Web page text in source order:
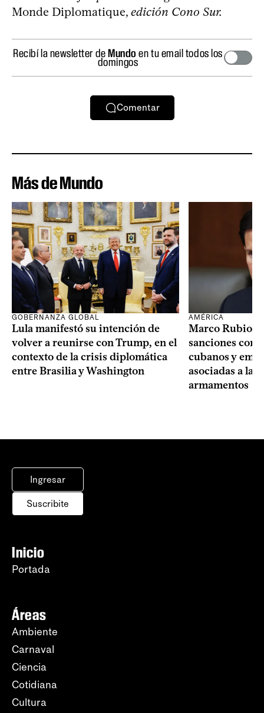
Monde Diplomatique, edición Cono Sur.
Recibí la newsletter deMundo en tu email todos los
domingos
Comentar
Más de Mundo
GOBERNANZA GLOBAL
Lula manifestó su intención de
volver a reunirse con Trump, en el
contexto de la crisis diplomática
entre Brasilia y Washington
AMÉRICA
Marco Rubio
sanciones
cubanos y
asociadas a la
armamentos
Ingresar
Suscribite
Inicio
Portada
Áreas
Ambiente
Carnaval
Ciencia
Cotidiana
Cultura